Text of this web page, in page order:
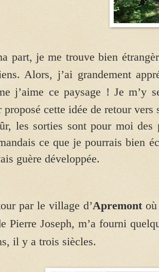
part, je me trouve bien
Alors, j’ai grandement
j’aime ce paysage ! Je m’y
proposé cette idée de retour vers
les sorties sont pour moi des
ce que je pourrais bien
guère développée.
par le village d’Apremont
Pierre Joseph, m’a fourni
il y a trois siècles.